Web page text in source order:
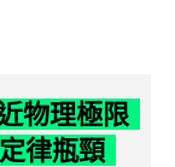
物理極限
律瓶頸